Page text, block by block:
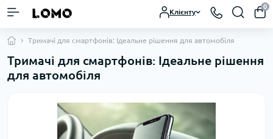
Клієнту
0
Тримачі для смартфонів: Ідеальне рішення для автомобіля
Тримачі для смартфонів: Ідеальне рішення
для автомобіля